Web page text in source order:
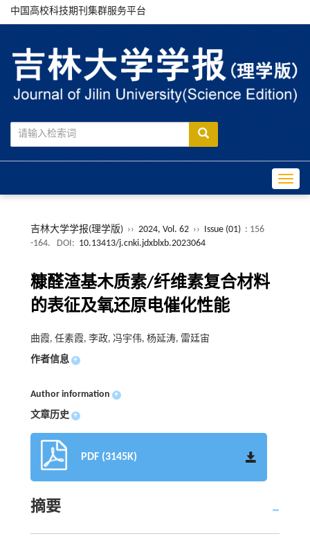
中国高校科技期刊集群服务平台
吉林大学学报(理学版) ›› 2024, Vol. 62 ›› Issue (01) : 156
-164.
DOI: 10.13413/j.cnki.jdxblxb.2023064
糠醛渣基木质素/纤维素复合材料
的表征及氧还原电催化性能
曲霞, 任素霞, 李政, 冯宇伟, 杨延涛, 雷廷宙
作者信息 +
Author information +
文章历史 +
PDF (3145K)
摘要